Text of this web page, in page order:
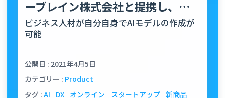
ーブレイン株式会社と提携し、
「AI基礎・AI作成体験講…
ビジネス人材が自分自身でAIモデルの作成が
可能
公開日 : 2021年4月5日
カテゴリー : Product
タグ : AI DX オンライン スタートアップ 新商品